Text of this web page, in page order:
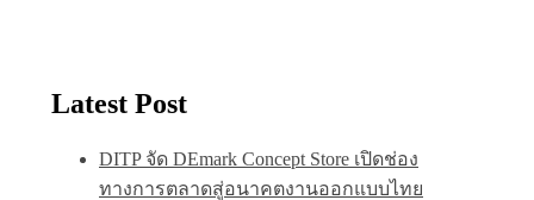
Latest Post
DITP จัด DEmark Concept Store เปิดช่อง
ทางการตลาดสู่อนาคตงานออกแบบไทย